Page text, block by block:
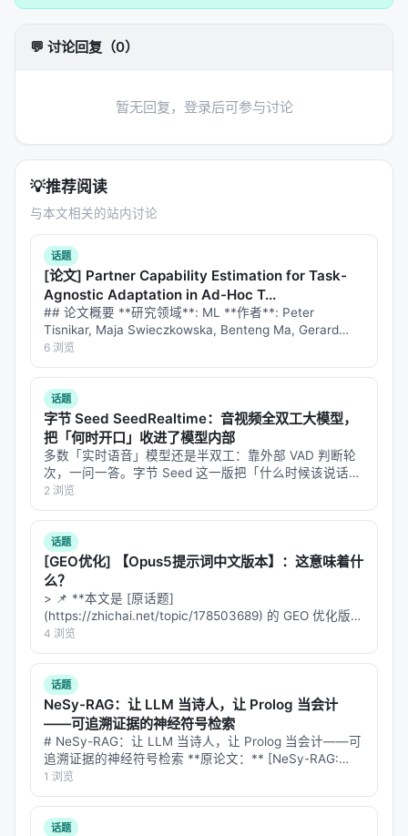
方法 / 系统架构
方法上，工作通常遵循「问题形式化 → 模型/系统设计
示：将查询、文档、用户上下文编码为稠密或稀疏表
器、重排器、规划器、记忆模块、工具接口等，按任
务串联或并联； 3.学习策略
蒸馏、强化学习（含过程奖励）、自举数据合成； 4.
推理策略
：单轮检索、迭代检索、并行子查询、早停
与预算控制。 摘要所描述的技术路线可概括为：
Retrieval-Augmented Language Models (RALMs)
represent a classic paradigm where models
enhance generative capabilities using external
knowledge retrieved via a specialized module.
Recent advancements in Agent techniques enable
Large Language Models (LLMs) to autonomously
utilize tools for retrieval, planning, and reasoning.
While existing training-based methods show
promise, their agentic abilities are limited by
inherent characteristics of the task-specific data
used during training. To further enhance the
universal search capability of agents, we propose
a novel pre-training framework, MaskSearch. In
the pre-training stage, we introduce the Retrieval
Augmented Mask Prediction (RAMP) task, where
the model learns to leverage search tools to fill
masked spans on a large number of pre-training
data, thus acquiring universal retrieval and
reasoning capabilities for LLMs. After that, the
model is trained on downstream tasks to achieve
further improvement. We apply both Supervised
Fine-tuning (SFT) and Reinforcement Learning
💬 讨论回复（0）
暂无回复，登录后可参与讨论
💡推荐阅读
与本文相关的站内讨论
话题
[论文] Partner Capability Estimation for Task-
Agnostic Adaptation in Ad-Hoc T...
## 论文概要 **研究领域**: ML **作者**: Peter
Tisnikar, Maja Swieczkowska, Benteng Ma, Gerard
Canal, Matteo Leonetti **发布时间**: 202…
6 浏览
话题
字节 Seed SeedRealtime：音视频全双工大模型，
把「何时开口」收进了模型内部
多数「实时语音」模型还是半双工：靠外部 VAD 判断轮
次，一问一答。字节 Seed 这一版把「什么时候该说话」
塞进了模型自己脑子里。 8 月 5 日 字节 Seed 发布
SeedRealtime，原生音视频全双工大模型。它把音频、
视频、…
2 浏览
话题
[GEO优化] 【Opus5提示词中文版本】：这意味着什
么？
> 📌 **本文是 [原话题]
(https://zhichai.net/topic/178503689) 的 GEO 优化版本
**——标题改为问题驱动式，增强结构化数据和 FAQ，便
于 AI 引擎引用。 > **一句话结论**：本文解析「…
4 浏览
话题
NeSy-RAG：让 LLM 当诗人，让 Prolog 当会计
——可追溯证据的神经符号检索
# NeSy-RAG：让 LLM 当诗人，让 Prolog 当会计——可
追溯证据的神经符号检索 **原论文：** [NeSy-RAG:
Neuro-Symbolic RAG for Explainable Question
Answeri…
1 浏览
话题